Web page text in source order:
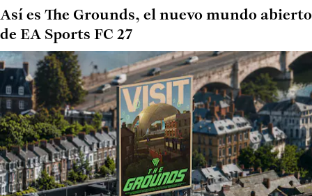
Así es The Grounds, el nuevo mundo abierto
de EA Sports FC 27